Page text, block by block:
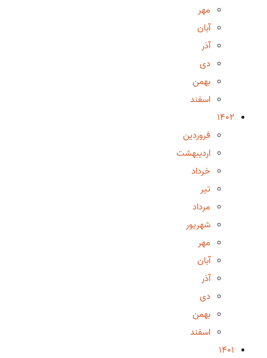
مهر
آبان
آذر
دی
بهمن
اسفند
1402
فروردین
اردیبهشت
خرداد
تیر
مرداد
شهریور
مهر
آبان
آذر
دی
بهمن
اسفند
1401